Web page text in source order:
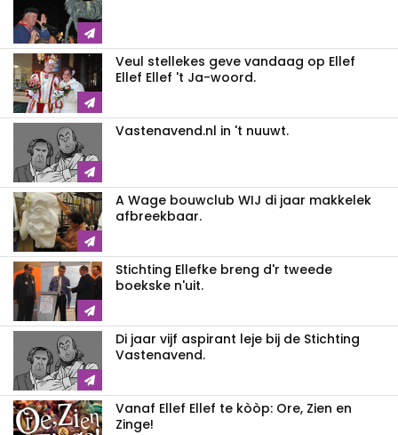
Veul stellekes geve vandaag op Ellef
Ellef Ellef 't Ja-woord.
Vastenavend.nl in 't nuuwt.
A Wage bouwclub WIJ di jaar makkelek
afbreekbaar.
Stichting Ellefke breng d'r tweede
boekske n'uit.
Di jaar vijf aspirant leje bij de Stichting
Vastenavend.
Vanaf Ellef Ellef te kòòp: Ore, Zien en
Zinge!